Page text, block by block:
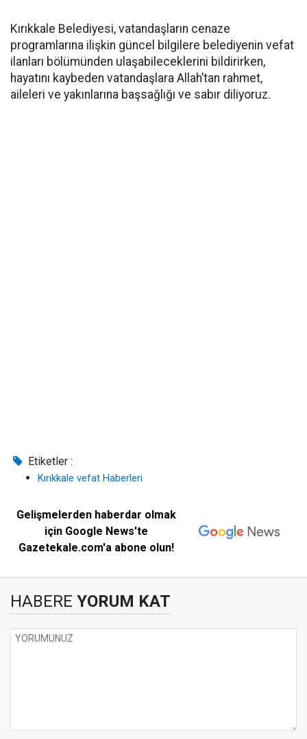
Kırıkkale Belediyesi, vatandaşların cenaze
programlarına ilişkin güncel bilgilere belediyenin vefat
ilanları bölümünden ulaşabileceklerini bildirirken,
hayatını kaybeden vatandaşlara Allah’tan rahmet,
aileleri ve yakınlarına başsağlığı ve sabır diliyoruz.
Etiketler :
Kırıkkale vefat Haberleri
Gelişmelerden haberdar olmak
için Google News'te
Gazetekale.com'a abone olun!
HABERE YORUM KAT